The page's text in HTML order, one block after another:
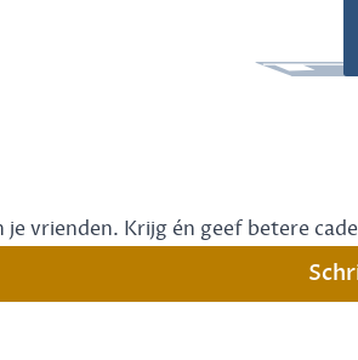
vrienden. Krijg én geef betere